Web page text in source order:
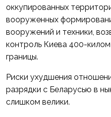
оккупированных
вооруженных
вооружений и техники,
контроль Киева 400-
границы.
Риски ухудшения
разрядки с Беларусью в
слишком велики.